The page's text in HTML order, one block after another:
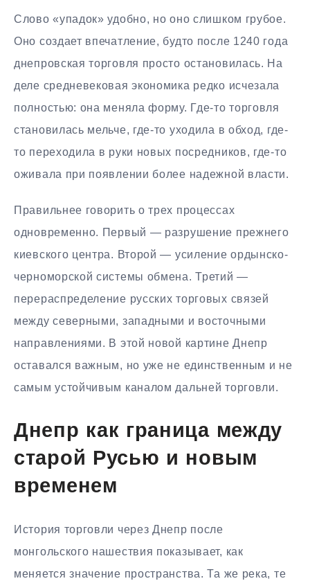
Слово «упадок» удобно, но оно слишком грубое.
Оно создает впечатление, будто после 1240 года
днепровская торговля просто остановилась. На
деле средневековая экономика редко исчезала
полностью: она меняла форму. Где-то торговля
становилась мельче, где-то уходила в обход, где-
то переходила в руки новых посредников, где-то
оживала при появлении более надежной власти.
Правильнее говорить о трех процессах
одновременно. Первый — разрушение прежнего
киевского центра. Второй — усиление ордынско-
черноморской системы обмена. Третий —
перераспределение русских торговых связей
между северными, западными и восточными
направлениями. В этой новой картине Днепр
оставался важным, но уже не единственным и не
самым устойчивым каналом дальней торговли.
Днепр как граница между
старой Русью и новым
временем
История торговли через Днепр после
монгольского нашествия показывает, как
меняется значение пространства. Та же река, те